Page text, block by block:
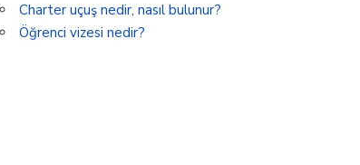
Charter uçuş nedir, nasıl bulunur?
Öğrenci vizesi nedir?